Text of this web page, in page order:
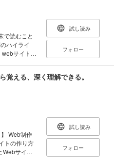
モバイルフ
を全面的に
術仕様の解
踏み込んで
、技術の裏
化に左右さ
とを目的に
割とできる
イトを表
イトを運
デザイン
イト制作の
ンやプロデ
で読むこと
ハイライ
ストとナビ
CSSパート
。ダウンロ
した各単元
者陣が実際
問題を各レ
試し読み
フォロー
える、深く理解できる。
トの作り方
試し読み
フォロー